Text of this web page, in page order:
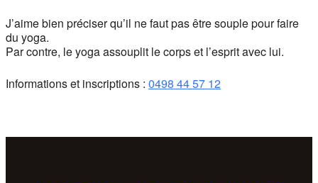
J’aime bien préciser qu’il ne faut pas être souple pour faire
du yoga.
Par contre, le yoga assouplit le corps et l’esprit avec lui.
Informations et inscriptions : 0498 44 57 12